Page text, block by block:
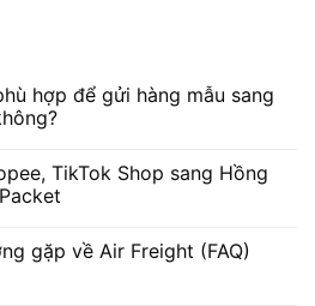
hợp để gửi hàng mẫu sang
TikTok Shop sang Hồng
gặp về Air Freight (FAQ)